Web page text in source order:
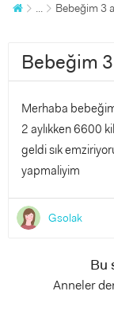
... Bebeğim 3
Bebeğim 3
Merhaba
2 aylıkken 6600
geldi sık
yapmaliyim
Gsolak
Bu
Anneler